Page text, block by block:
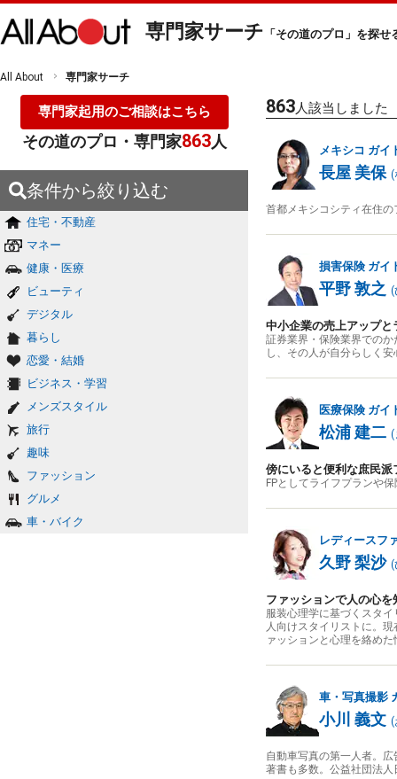
専門家サーチ 「その道のプロ」を探せ
All About 専門家サーチ
専門家起用のご相談はこちら
その道のプロ・専門家863人
条件から絞り込む
住宅・不動産
マネー
健康・医療
ビューティ
デジタル
暮らし
恋愛・結婚
ビジネス・学習
メンズスタイル
旅行
趣味
ファッション
グルメ
車・バイク
863人該当しました
メキシコ ガイ
長屋 美保 (
首都メキシコシティ在住
損害保険 ガイ
平野 敦之 (
中小企業の売上アップ
証券業界・保険業界での
し、その人が自分らしく
医療保険 ガイ
松浦 建二 (
傍にいると便利な庶民
FPとしてライフプランや
レディースフ
久野 梨沙 (
ファッションで人の心
服装心理学に基づくスタ
人向けスタイリストに。
ァッションと心理を絡め
車・写真撮影
小川 義文 (
自動車写真の第一人者。
著書も多数。公益社団法